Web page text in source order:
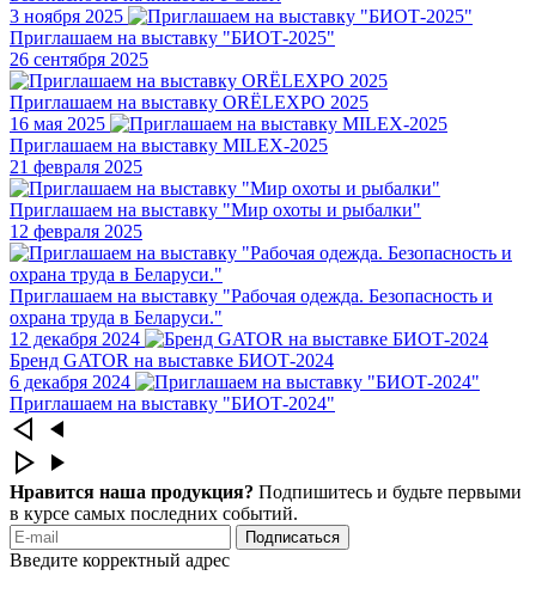
3 ноября 2025
Приглашаем на выставку "БИОТ-2025"
26 сентября 2025
Приглашаем на выставку ORЁLEXPO 2025
16 мая 2025
Приглашаем на выставку MILEX-2025
21 февраля 2025
Приглашаем на выставку "Мир охоты и рыбалки"
12 февраля 2025
Приглашаем на выставку "Рабочая одежда. Безопасность и
охрана труда в Беларуси."
12 декабря 2024
Бренд GATOR на выставке БИОТ-2024
6 декабря 2024
Приглашаем на выставку "БИОТ-2024"
Нравится наша продукция? Подпишитесь и будьте первыми
в курсе самых последних событий.
Подписаться
Введите корректный адрес